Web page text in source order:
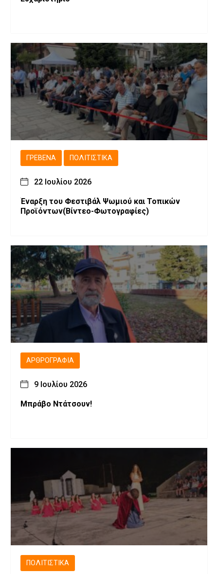
ΓΡΕΒΕΝΆ ΠΟΛΙΤΙΣΤΙΚΆ
22 Ιουλίου 2026
Έναρξη του Φεστιβάλ Ψωμιού και Τοπικών
Προϊόντων(Βίντεο-Φωτογραφίες)
ΑΡΘΡΟΓΡΑΦΊΑ
9 Ιουλίου 2026
Μπράβο Ντάτσουν!
ΠΟΛΙΤΙΣΤΙΚΆ